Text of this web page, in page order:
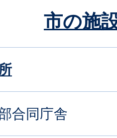
市の施
合同庁舎